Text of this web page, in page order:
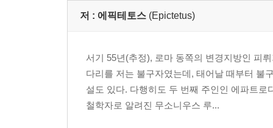
저 : 에픽테토스 (Epictetus)
서기 55년(추정), 로마 동쪽의 변경지방인 피
다리를 저는 불구자였는데, 태어날 때부터 불
설도 있다. 다행히도 두 번째 주인인 에파트
철학자로 알려진 무소니우스 루...